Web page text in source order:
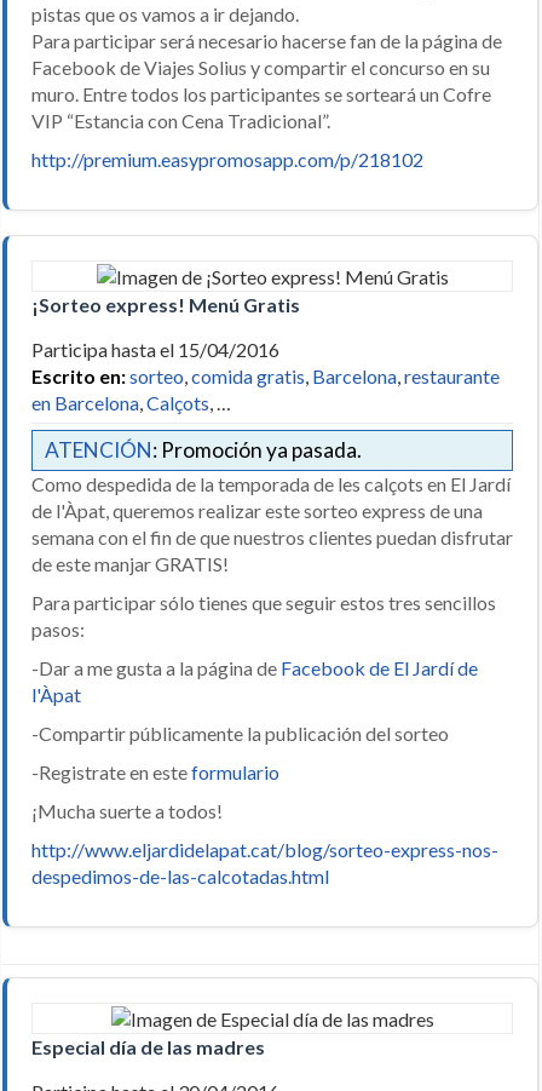
pistas que os vamos a ir dejando.
Para participar será necesario hacerse fan de la página de
Facebook de Viajes Solius y compartir el concurso en su
muro. Entre todos los participantes se sorteará un Cofre
VIP “Estancia con Cena Tradicional”.
http://premium.easypromosapp.com/p/218102
¡Sorteo express! Menú Gratis
Participa hasta el 15/04/2016
Escrito en:sorteo comida gratis Barcelona restaurante
en Barcelona Calçots
ATENCIÓN: Promoción ya pasada.
Como despedida de la temporada de les calçots en El Jardí
de l'Àpat, queremos realizar este sorteo express de una
semana con el fin de que nuestros clientes puedan disfrutar
de este manjar GRATIS!
Para participar sólo tienes que seguir estos tres sencillos
pasos:
-Dar a me gusta a la página de Facebook de El Jardí de
l'Àpat
-Compartir públicamente la publicación del sorteo
-Registrate en esteformulario
¡Mucha suerte a todos!
http://www.eljardidelapat.cat/blog/sorteo-express-nos-
despedimos-de-las-calcotadas.html
Especial día de las madres